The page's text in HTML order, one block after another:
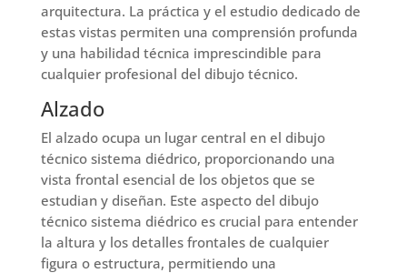
arquitectura. La práctica y el estudio dedicado de
estas vistas permiten una comprensión profunda
y una habilidad técnica imprescindible para
cualquier profesional del dibujo técnico.
Alzado
El alzado ocupa un lugar central en el dibujo
técnico sistema diédrico, proporcionando una
vista frontal esencial de los objetos que se
estudian y diseñan. Este aspecto del dibujo
técnico sistema diédrico es crucial para entender
la altura y los detalles frontales de cualquier
figura o estructura, permitiendo una